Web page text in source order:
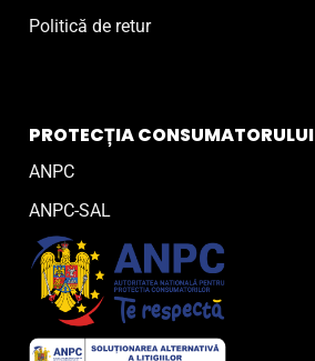
Politică de retur
PROTECȚIA CONSUMATORULUI
ANPC
ANPC-SAL